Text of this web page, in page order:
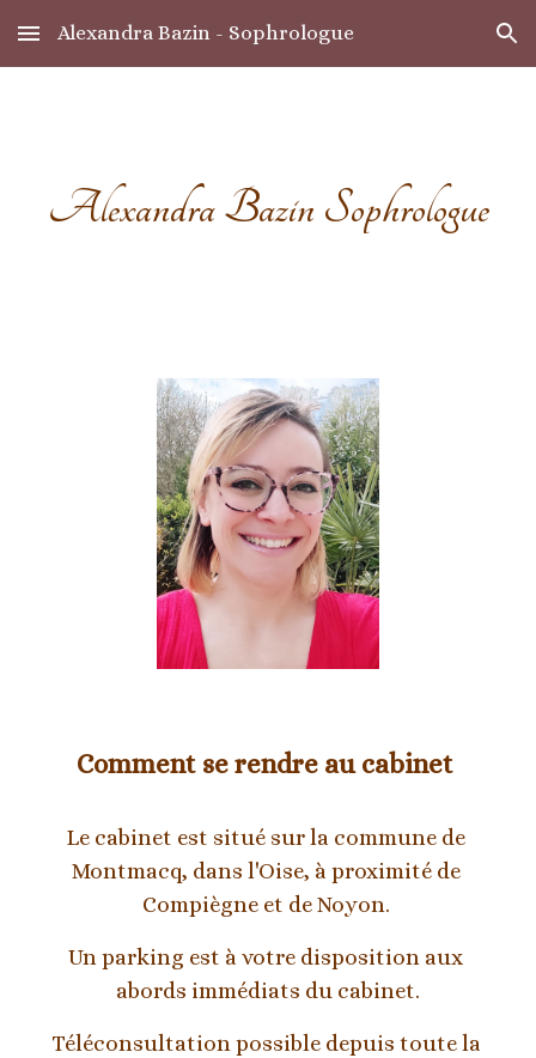
Skip to main content Skip to navigation
Alexandra Bazin - Sophrologue
Alexandra Bazin Sophrologue
Comment se rendre au cabinet
Le cabinet est situé sur la commune de
Montmacq, dans l'Oise, à proximité de
Compiègne et de Noyon.
Un parking est à votre disposition aux
abords immédiats du cabinet.
Téléconsultation possible depuis toute la